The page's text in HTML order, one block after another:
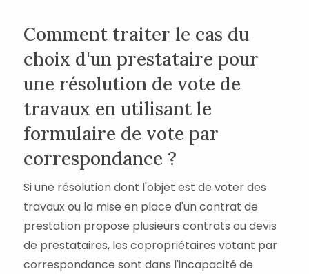
Comment traiter le cas du
choix d'un prestataire pour
une résolution de vote de
travaux en utilisant le
formulaire de vote par
correspondance ?
Si une résolution dont l'objet est de voter des
travaux ou la mise en place d'un contrat de
prestation propose plusieurs contrats ou devis
de prestataires, les copropriétaires votant par
correspondance sont dans l'incapacité de